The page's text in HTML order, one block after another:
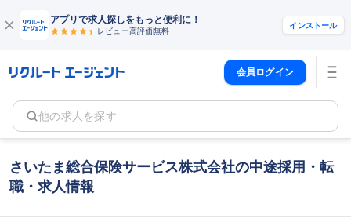
アプリで求人探しをもっと便利に！
レビュー高評価無料
インストール
会員ログイン
他の求人を探す
さいたま総合保険サービス株式会社の中途採用・転
職・求人情報